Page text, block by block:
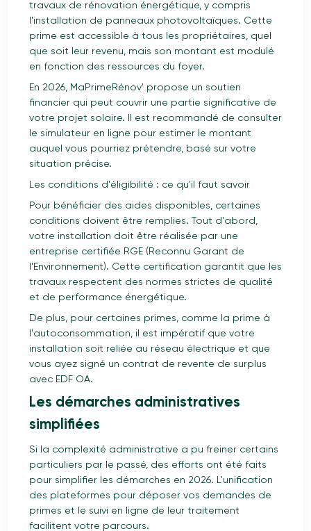
travaux de rénovation énergétique, y compris
l'installation de panneaux photovoltaïques. Cette
prime est accessible à tous les propriétaires, quel
que soit leur revenu, mais son montant est modulé
en fonction des ressources du foyer.
En 2026, MaPrimeRénov' propose un soutien
financier qui peut couvrir une partie significative de
votre projet solaire. Il est recommandé de consulter
le simulateur en ligne pour estimer le montant
auquel vous pourriez prétendre, basé sur votre
situation précise.
Les conditions d'éligibilité : ce qu'il faut savoir
Pour bénéficier des aides disponibles, certaines
conditions doivent être remplies. Tout d'abord,
votre installation doit être réalisée par une
entreprise certifiée RGE (Reconnu Garant de
l'Environnement). Cette certification garantit que les
travaux respectent des normes strictes de qualité
et de performance énergétique.
De plus, pour certaines primes, comme la prime à
l'autoconsommation, il est impératif que votre
installation soit reliée au réseau électrique et que
vous ayez signé un contrat de revente de surplus
avec EDF OA.
Les démarches administratives
simplifiées
Si la complexité administrative a pu freiner certains
particuliers par le passé, des efforts ont été faits
pour simplifier les démarches en 2026. L'unification
des plateformes pour déposer vos demandes de
primes et le suivi en ligne de leur traitement
facilitent votre parcours.